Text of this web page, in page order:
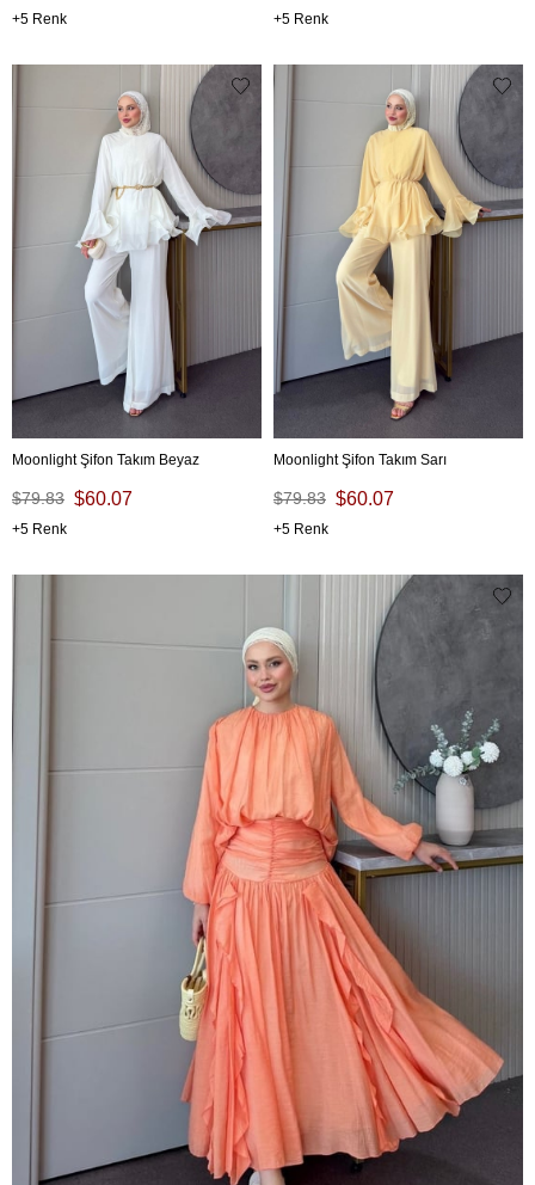
5 5
Moonlight Şifon Takım Beyaz
$60.07
$79.83
5
Moonlight Şifon Takım Sarı
$60.07
$79.83
5